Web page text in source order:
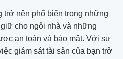
trở nên phổ biến trong những
cho ngôi nhà và những
an toàn và bảo mật. Với sự
giám sát tài sản của bạn trở